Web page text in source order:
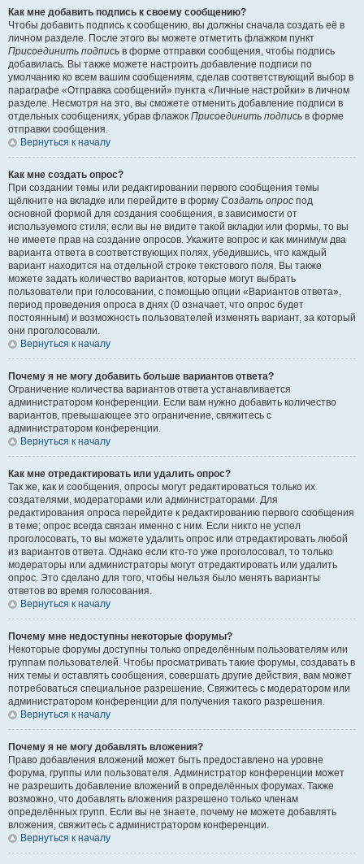
Как мне добавить подпись к своему сообщению?
Чтобы добавить подпись к сообщению, вы должны сначала создать её в
личном разделе. После этого вы можете отметить флажком пункт
Присоединить подпись в форме отправки сообщения, чтобы подпись
добавилась. Вы также можете настроить добавление подписи по
умолчанию ко всем вашим сообщениям, сделав соответствующий выбор в
параграфе «Отправка сообщений» пункта «Личные настройки» в личном
разделе. Несмотря на это, вы сможете отменить добавление подписи в
отдельных сообщениях, убрав флажок Присоединить подпись в форме
отправки сообщения.
Вернуться к началу
Как мне создать опрос?
При создании темы или редактировании первого сообщения темы
щёлкните на вкладке или перейдите в форму Создать опрос под
основной формой для создания сообщения, в зависимости от
используемого стиля; если вы не видите такой вкладки или формы, то вы
не имеете прав на создание опросов. Укажите вопрос и как минимум два
варианта ответа в соответствующих полях, убедившись, что каждый
вариант находится на отдельной строке текстового поля. Вы также
можете задать количество вариантов, которые могут выбрать
пользователи при голосовании, с помощью опции «Вариантов ответа»,
период проведения опроса в днях (0 означает, что опрос будет
постоянным) и возможность пользователей изменять вариант, за который
они проголосовали.
Вернуться к началу
Почему я не могу добавить больше вариантов ответа?
Ограничение количества вариантов ответа устанавливается
администратором конференции. Если вам нужно добавить количество
вариантов, превышающее это ограничение, свяжитесь с
администратором конференции.
Вернуться к началу
Как мне отредактировать или удалить опрос?
Так же, как и сообщения, опросы могут редактироваться только их
создателями, модераторами или администраторами. Для
редактирования опроса перейдите к редактированию первого сообщения
в теме; опрос всегда связан именно с ним. Если никто не успел
проголосовать, то вы можете удалить опрос или отредактировать любой
из вариантов ответа. Однако если кто-то уже проголосовал, то только
модераторы или администраторы могут отредактировать или удалить
опрос. Это сделано для того, чтобы нельзя было менять варианты
ответов во время голосования.
Вернуться к началу
Почему мне недоступны некоторые форумы?
Некоторые форумы доступны только определённым пользователям или
группам пользователей. Чтобы просматривать такие форумы, создавать в
них темы и оставлять сообщения, совершать другие действия, вам может
потребоваться специальное разрешение. Свяжитесь с модератором или
администратором конференции для получения такого разрешения.
Вернуться к началу
Почему я не могу добавлять вложения?
Право добавления вложений может быть предоставлено на уровне
форума, группы или пользователя. Администратор конференции может
не разрешить добавление вложений в определённых форумах. Также
возможно, что добавлять вложения разрешено только членам
определённых групп. Если вы не знаете, почему не можете добавлять
вложения, свяжитесь с администратором конференции.
Вернуться к началу